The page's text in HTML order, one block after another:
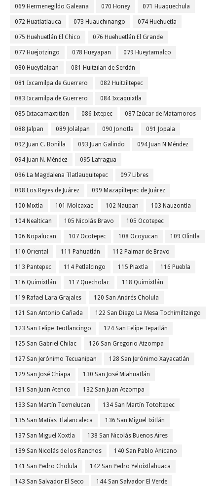
069 Hermenegildo Galeana 070 Honey 071 Huaquechula
072 Huatlatlauca 073 Huauchinango 074 Huehuetla
075 Huehuetlán El Chico 076 Huehuetlán El Grande
077 Huejotzingo 078 Hueyapan 079 Hueytamalco
080 Hueytlalpan 081 Huitzilan de Serdán
081 Ixcamilpa de Guerrero 082 Huitziltepec
083 Ixcamilpa de Guerrero 084 Ixcaquixtla
085 Ixtacamaxtitlan 086 Ixtepec 087 Izúcar de Matamoros
088 Jalpan 089 Jolalpan 090 Jonotla 091 Jopala
092 Juan C. Bonilla 093 Juan Galindo 094 Juan N Méndez
094 Juan N. Méndez 095 Lafragua
096 La Magdalena Tlatlauquitepec 097 Libres
098 Los Reyes de Juárez 099 Mazapiltepec de Juárez
100 Mixtla 101 Molcaxac 102 Naupan 103 Nauzontla
104 Nealtican 105 Nicolás Bravo 105 Ocotepec
106 Nopalucan 107 Ocotepec 108 Ocoyucan 109 Olintla
110 Oriental 111 Pahuatlán 112 Palmar de Bravo
113 Pantepec 114 Petlalcingo 115 Piaxtla 116 Puebla
116 Quimixtlán 117 Quecholac 118 Quimixtlán
119 Rafael Lara Grajales 120 San Andrés Cholula
121 San Antonio Cañada 122 San Diego La Mesa Tochimiltzingo
123 San Felipe Teotlancingo 124 San Felipe Tepatlán
125 San Gabriel Chilac 126 San Gregorio Atzompa
127 San Jerónimo Tecuanipan 128 San Jerónimo Xayacatlán
129 San José Chiapa 130 San José Miahuatlán
131 San Juan Atenco 132 San Juan Atzompa
133 San Martín Texmelucan 134 San Martín Totoltepec
135 San Matías Tlalancaleca 136 San Miguel Ixitlán
137 San Miguel Xoxtla 138 San Nicolás Buenos Aires
139 San Nicolás de los Ranchos 140 San Pablo Anicano
141 San Pedro Cholula 142 San Pedro Yeloixtlahuaca
143 San Salvador El Seco 144 San Salvador El Verde